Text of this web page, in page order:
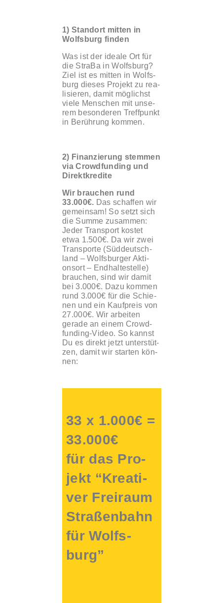
1) Stand­ort mit­ten in
Wolfs­burg fin­den
Was ist der idea­le Ort für
die Stra­Ba in Wolfs­burg?
Ziel ist es mit­ten in Wolfs­
burg die­ses Pro­jekt zu rea­
li­sie­ren, damit mög­lichst
vie­le Men­schen mit unse­
rem beson­de­ren Treff­punkt
in Berüh­rung kom­men.
2) Finan­zie­rung stem­men
via Crowd­fun­ding und
Direkt­kre­di­te
Wir brau­chen rund
33.000€. Das schaf­fen wir
gemein­sam! So setzt sich
die Sum­me zusam­men:
Jeder Trans­port kos­tet
etwa 1.500€. Da wir zwei
Trans­por­te (Süd­deutsch­
land – Wolfs­bur­ger Akti­
ons­ort – End­hal­te­stel­le)
brau­chen, sind wir damit
bei 3.000€. Dazu kom­men
rund 3.000€ für die Schie­
nen und ein Kauf­preis von
27.000€. Wir arbei­ten
gera­de an einem Crowd­
fun­ding-Video. So kannst
Du es direkt jetzt unter­stüt­
zen, damit wir star­ten kön­
nen:
33 x 1.000€ =
33.000€
für das Pro­
jekt “Krea­ti­
ver Frei­raum
Stra­ßen­bahn
für Wolfs­
burg”